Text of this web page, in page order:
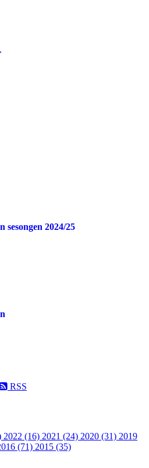
sesongen 2024/25
RSS
2022 (16) 2021 (24) 2020 (31) 2019
(71) 2015 (35)